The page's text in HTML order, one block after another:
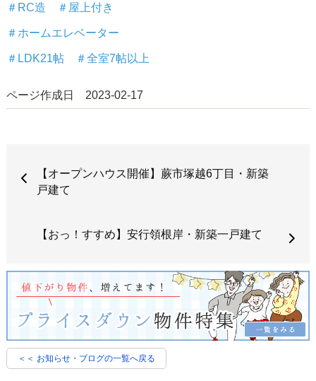
＃RC造 ＃屋上付き
＃ホームエレベーター
＃LDK21帖 ＃全室7帖以上
ページ作成日 2023-02-17
【オープンハウス開催】蕨市塚越6丁目・新築
戸建て
【おっ！すすめ】安行領根岸・新築一戸建て
＜＜ お知らせ・ブログの一覧へ戻る